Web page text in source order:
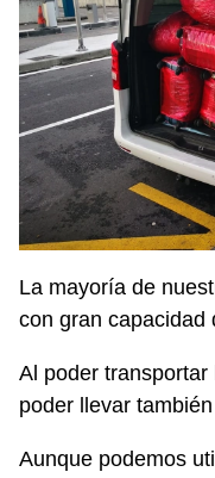
La mayoría de
con gran capacidad
Al poder
poder llevar
Aunque podemos